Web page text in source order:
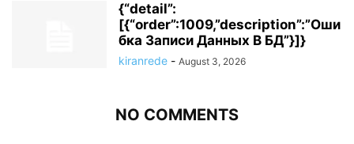
{“detail”:
[{“order”:1009,”description”:”Оши
бка Записи Данных В БД”}]}
kiranrede - August 3, 2026
NO COMMENTS